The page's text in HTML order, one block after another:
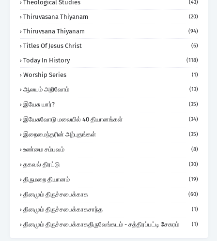
Theological Studies (43)
Thiruvasana Thiyanam (20)
Thiruvsana Thiyanam (94)
Titles Of Jesus Christ (6)
Today In History (118)
Worship Series (1)
ஆலயம் அறிவோம் (13)
இயேசு யார்? (35)
இயேசுவோடு மலையில் 40 தியானங்கள் (34)
இறைமைந்தரின் அற்புதங்கள் (35)
உண்மை சம்பவம் (8)
தகவல் திரட்டு (30)
திருமறை தியானம் (19)
தினமும் திருச்சபைக்காக (60)
தினமும் திருச்சபைக்காகசாந்த (1)
தினமும் திருச்சபைக்காகதிருவேங்கடம் - சத்திரப்பட்டி சேகரம் (1)